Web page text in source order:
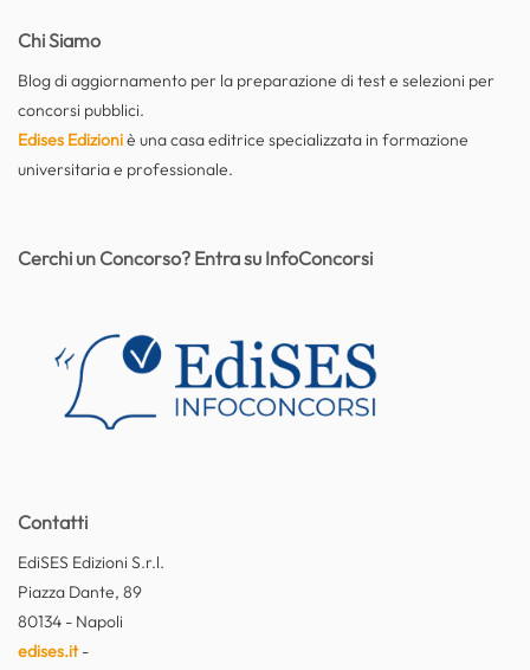
Chi Siamo
Blog di aggiornamento per la preparazione di test e selezioni per
concorsi pubblici.
Edises Edizioniè una casa editrice specializzata in formazione
universitaria e professionale.
Contatti
EdiSES Edizioni S.r.l.
Piazza Dante, 89
80134 - Napoli
edises.it-
Cerchi un Concorso? Entra su InfoConcorsi